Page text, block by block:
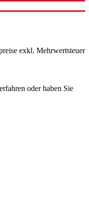
exkl. Mehrwertsteuer
oder haben Sie